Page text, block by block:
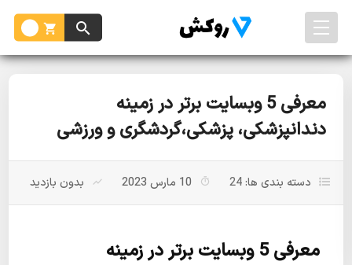
معرفی 5 وبسایت برتر در زمینه
دندانپزشکی، پزشکی،گردشگری و ورزشی
دسته بندی ها:24 10 مارس 2023 بدون بازدید
معرفی 5 وبسایت برتر در زمینه